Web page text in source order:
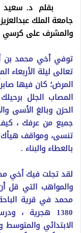
بقلم د. سعيد
جامعة الملك عبدالعزيز
والمشرف على كرسي
توفي أخي محمد بن
المرض؛ كان فيها
المصاب الجلل
الحزن وبالغ الأسى
جميع من عرفك ، كيف
تنسى، ومواقف
بالعطاء والبناء .
لقد تجلت فيك أخي
والمواهب التي قل
محمد في قرية
1380 هجرية
الابتدائي والمتوسط